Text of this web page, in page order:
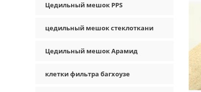
Цедильный мешок PPS
цедильный мешок стеклоткани
Цедильный мешок Арамид
клетки фильтра багхоузе